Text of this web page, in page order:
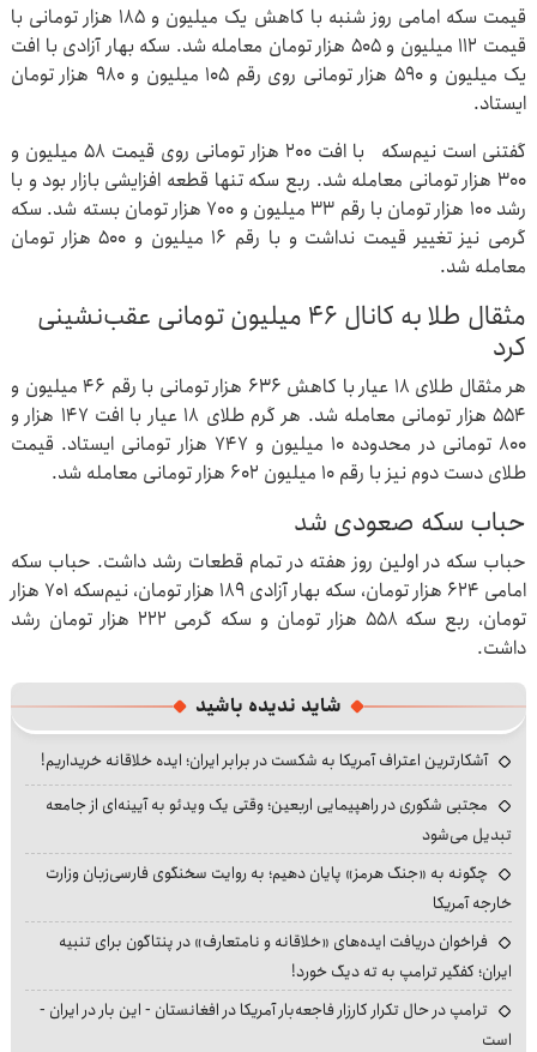
قیمت سکه امامی روز شنبه با کاهش یک میلیون و ۱۸۵ هزار تومانی با
قیمت ۱۱۲ میلیون و ۵۰۵ هزار تومان معامله شد. سکه‌ بهار آزادی با افت
یک میلیون و ۵۹۰ هزار تومانی روی رقم ۱۰۵ میلیون و ۹۸۰ هزار تومان
ایستاد.
گفتنی است نیم‌سکه با افت ۲۰۰ هزار تومانی روی قیمت ۵۸ میلیون و
۳۰۰ هزار تومانی معامله شد. ربع سکه تنها قطعه افزایشی بازار بود و با
رشد ۱۰۰ هزار تومان با رقم ۳۳ میلیون و ۷۰۰ هزار تومان بسته شد. سکه
گرمی نیز تغییر قیمت نداشت و با رقم ۱۶ میلیون و ۵۰۰ هزار تومان
معامله شد.
مثقال طلا به کانال ۴۶ میلیون تومانی عقب‌نشینی
کرد
هر مثقال طلای ۱۸ عیار با کاهش ۶۳۶ هزار تومانی با رقم ۴۶ میلیون و
۵۵۴ هزار تومانی معامله شد. هر گرم طلای ۱۸ عیار با افت ۱۴۷ هزار و
۸۰۰ تومانی در محدوده ۱۰ میلیون و ۷۴۷ هزار تومانی ایستاد. قیمت
طلای دست دوم نیز با رقم ۱۰ میلیون ۶۰۲ هزار تومانی معامله شد.
حباب سکه صعودی شد
حباب سکه در اولین روز هفته در تمام قطعات رشد داشت. حباب سکه
امامی ۶۲۴ هزار تومان، سکه بهار آزادی ۱۸۹ هزار تومان، نیم‌سکه ۷۰۱ هزار
تومان، ربع سکه ۵۵۸ هزار تومان و سکه گرمی ۲۲۲ هزار تومان رشد
داشت.
شاید ندیده باشید
آشکارترین اعتراف آمریکا به شکست در برابر ایران؛ ایده خلاقانه خریداریم!
مجتبی شکوری در راهپیمایی اربعین؛ وقتی یک ویدئو به آیینه‌ای از جامعه
تبدیل می‌شود
چگونه به «جنگ هرمز» پایان دهیم؛ به روایت سخنگوی فارسی‌زبان وزارت
خارجه آمریکا
فراخوان دریافت ایده‌های «خلاقانه و نامتعارف» در پنتاگون برای تنبیه
ایران؛ کفگیر ترامپ به ته دیگ خورد!
ترامپ در حال تکرار کارزار فاجعه‌بار آمریکا در افغانستان - این بار در ایران -
است